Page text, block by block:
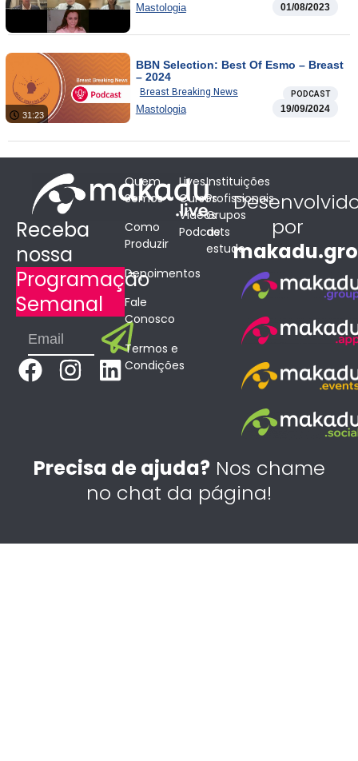
Mastologia 01/08/2023
31:23
BBN Selection: Best Of Esmo – Breast
– 2024
Breast Breaking News PODCAST
Mastologia 19/09/2024
Receba
nossa
Programação
Semanal
Submit
F
b
k
I
a
a
L
e
d
n
Quem
Somos
Como
Produzir
Depoimentos
Fale
Conosco
Termos e
Condições
Lives
Cursos
Vídeos
Podcasts
Instituições
Profissionais
Grupos
de
estudo
por
Precisa de ajuda?Nos chame
no chat da página!